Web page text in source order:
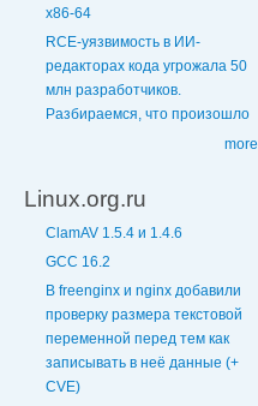
x86-64
RCE-уязвимость в ИИ-
редакторах кода угрожала 50
млн разработчиков.
Разбираемся, что произошло
more
Linux.org.ru
ClamAV 1.5.4 и 1.4.6
GCC 16.2
В freenginx и nginx добавили
проверку размера текстовой
переменной перед тем как
записывать в неё данные (+
CVE)